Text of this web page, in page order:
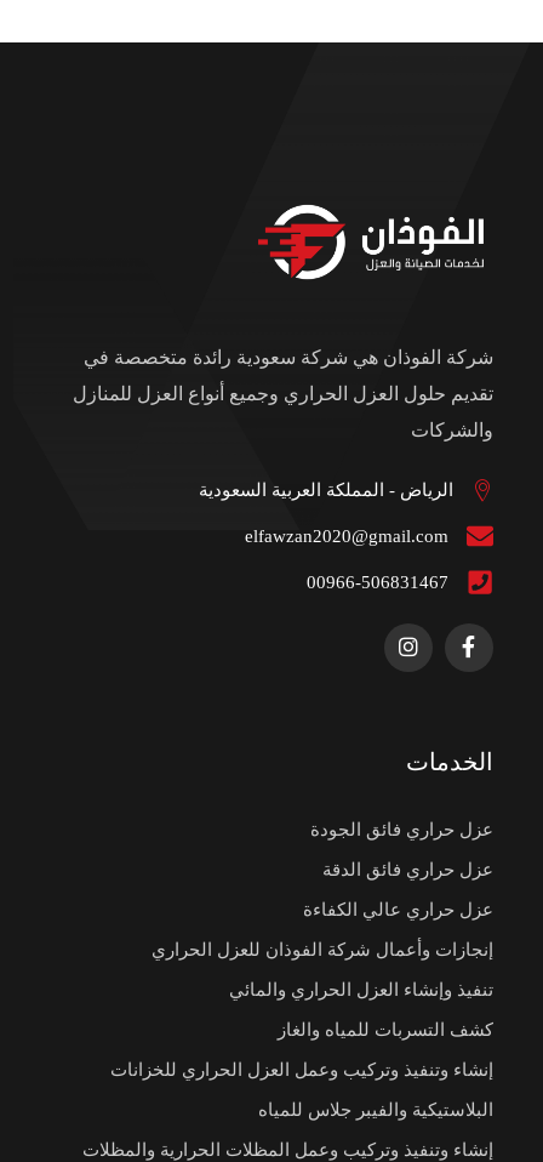
شركة الفوذان هي شركة سعودية رائدة متخصصة في
تقديم حلول العزل الحراري وجميع أنواع العزل للمنازل
والشركات
الرياض - المملكة العربية السعودية
elfawzan2020@gmail.com
00966-506831467
الخدمات
عزل حراري فائق الجودة
عزل حراري فائق الدقة
عزل حراري عالي الكفاءة
إنجازات وأعمال شركة الفوذان للعزل الحراري
تنفيذ وإنشاء العزل الحراري والمائي
كشف التسربات للمياه والغاز
إنشاء وتنفيذ وتركيب وعمل العزل الحراري للخزانات
البلاستيكية والفيبر جلاس للمياه
إنشاء وتنفيذ وتركيب وعمل المظلات الحرارية والمظلات